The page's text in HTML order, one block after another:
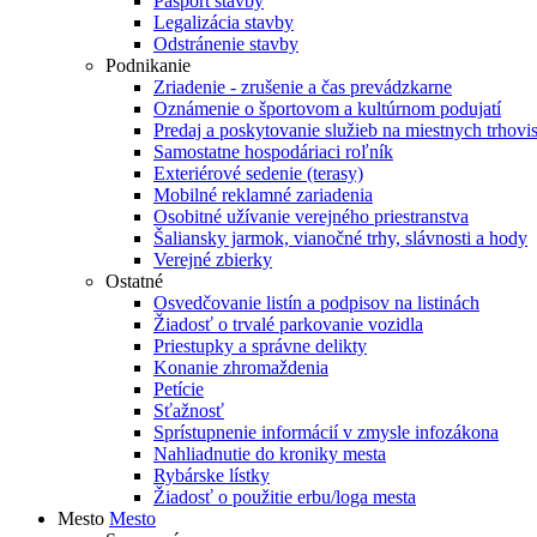
Legalizácia stavby
Odstránenie stavby
Podnikanie
Zriadenie - zrušenie a čas prevádzkarne
Oznámenie o športovom a kultúrnom podujatí
Predaj a poskytovanie služieb na miestnych
Samostatne hospodáriaci roľník
Exteriérové sedenie (terasy)
Mobilné reklamné zariadenia
Osobitné užívanie verejného priestranstva
Šaliansky jarmok, vianočné trhy, slávnosti a hody
Verejné zbierky
Ostatné
Osvedčovanie listín a podpisov na listinách
Žiadosť o trvalé parkovanie vozidla
Priestupky a správne delikty
Konanie zhromaždenia
Petície
Sťažnosť
Sprístupnenie informácií v zmysle infozákona
Nahliadnutie do kroniky mesta
Rybárske lístky
Žiadosť o použitie erbu/loga mesta
Mesto Mesto